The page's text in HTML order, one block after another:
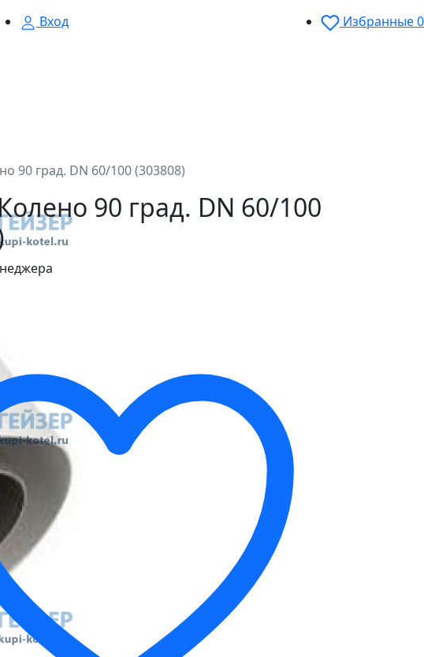
Вход Избранные0
90 град. DN 60/100 (303808)
90 град. DN 60/100